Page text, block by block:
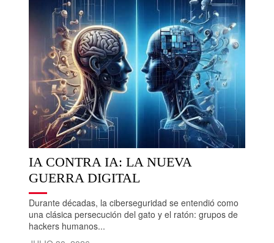
IA CONTRA IA: LA NUEVA
GUERRA DIGITAL
Durante décadas, la ciberseguridad se entendió como
una clásica persecución del gato y el ratón: grupos de
hackers humanos...